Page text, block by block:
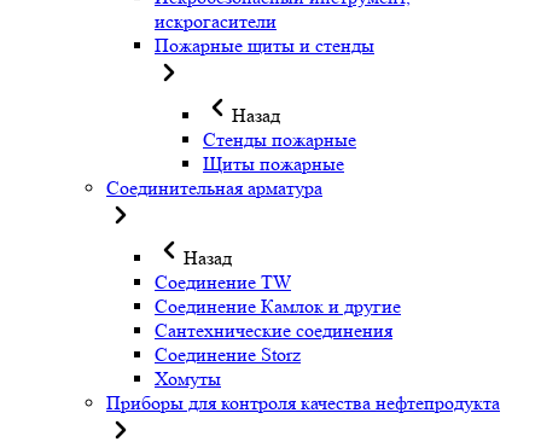
искрогасители
Пожарные щиты и стенды
Назад
Стенды пожарные
Щиты пожарные
Соединительная арматура
Назад
Соединение TW
Соединение Камлок и другие
Сантехнические соединения
Соединение Storz
Хомуты
Приборы для контроля качества нефтепродукта